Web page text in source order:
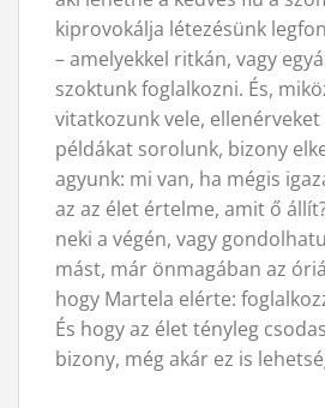
kiprovokálja létezésünk
– amelyekkel ritkán, vagy
szoktunk foglalkozni. És,
vitatkozunk vele, ellenérveket
példákat sorolunk, bizony
agyunk: mi van, ha mégis
az az élet értelme, amit ő
neki a végén, vagy
mást, már önmagában az
hogy Martela elérte:
És hogy az élet tényleg
bizony, még akár ez is